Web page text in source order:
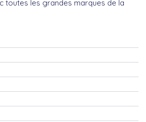
toutes les grandes marques de la